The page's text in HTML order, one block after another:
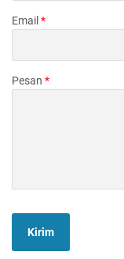
Email *
Pesan *